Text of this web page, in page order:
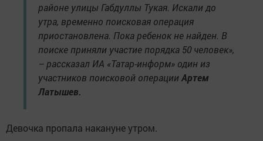
районе улицы Габдуллы Тукая. Искали до
утра, временно поисковая операция
приостановлена. Пока ребенок не найден. В
поиске приняли участие порядка 50 человек»,
– рассказал ИА «Татар-информ» один из
участников поисковой операцииАртем
Латышев.
Девочка пропала накануне утром.